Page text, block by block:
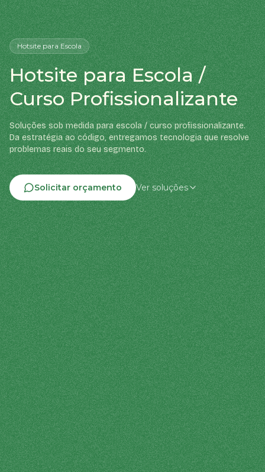
Hotsitepara Escola
Hotsite para Escola /
Curso Profissionalizante
Soluções sob medida para escola / curso profissionalizante.
Da estratégia ao código, entregamos tecnologia que resolve
problemas reais do seu segmento.
Solicitar orçamento Ver soluções